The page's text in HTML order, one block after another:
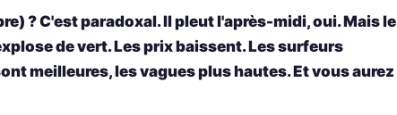
? C'est paradoxal. Il pleut l'après-midi, oui. Mais le
de vert. Les prix baissent. Les surfeurs
meilleures, les vagues plus hautes. Et vous aurez